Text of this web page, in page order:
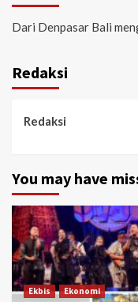
Dari Denpasar Bali
Redaksi
Redaksi
You may have
Ekbis
Ekonomi